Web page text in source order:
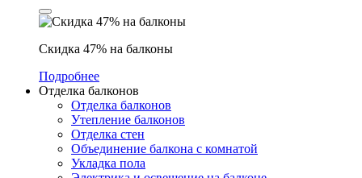
Скидка 47% на балконы
Подробнее
Отделка балконов
Отделка балконов
Утепление балконов
Отделка стен
Объединение балкона с комнатой
Укладка пола